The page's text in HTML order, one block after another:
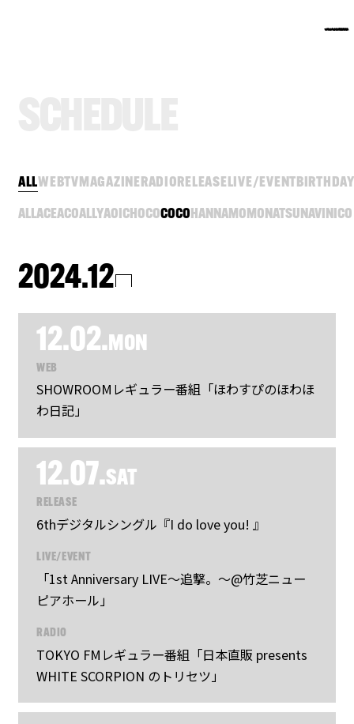
ALLACEACOALLYAOI CHOCOCOCO HANNAMOMO NATSU NAVI NICO
ALLWEBTVMAGAZINERADIORELEASELIVE/EVENTBIRTHDAY
2024.12
12.02.MON
WEB
SHOWROOMレギュラー番組「ほわすぴのほわほ
わ日記」
12.07.SAT
RELEASE
6thデジタルシングル『I do love you! 』
LIVE/EVENT
「1st Anniversary LIVE〜追撃。〜@竹芝ニュー
ピアホール」
RADIO
TOKYO FMレギュラー番組「日本直販 presents
WHITE SCORPION のトリセツ」